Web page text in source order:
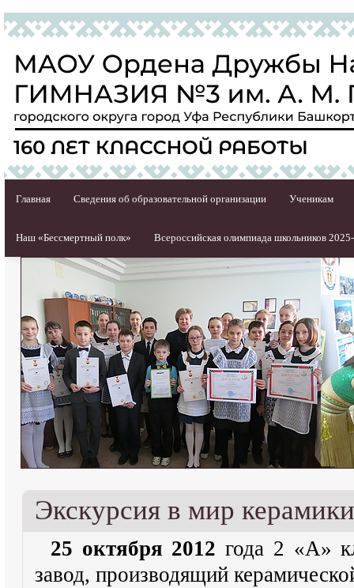
Главная Сведения об образовательной организации Ученикам
Наш «Бессмертный полк» Всероссийская олимпиада школьников
Экскурсия в мир керамики
25 октября 2012 года 2 «А»
завод, производящий